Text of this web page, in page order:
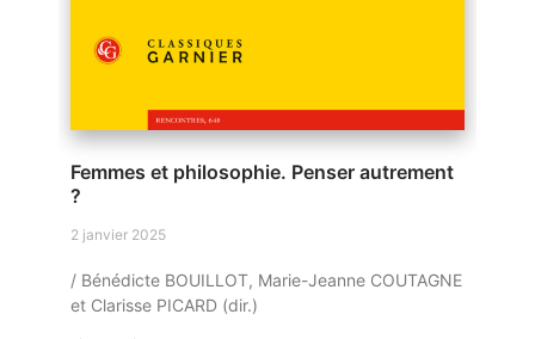
Femmes et philosophie. Penser autrement
?
2 janvier 2025
/ Bénédicte BOUILLOT, Marie-Jeanne COUTAGNE
et Clarisse PICARD (dir.)